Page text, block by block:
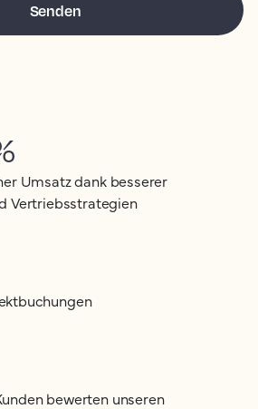
Umsatz dank besserer
Vertriebsstrategien
bewerten unseren